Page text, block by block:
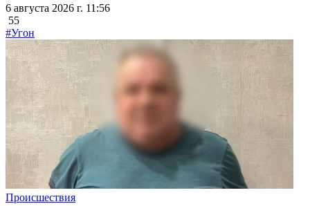
6 августа 2026 г. 11:56
55
#Угон
Происшествия